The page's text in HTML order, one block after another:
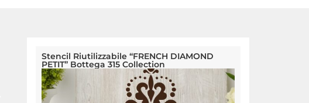
Stencil Riutilizzabile “FRENCH DIAMOND
PETIT” Bottega 315 Collection